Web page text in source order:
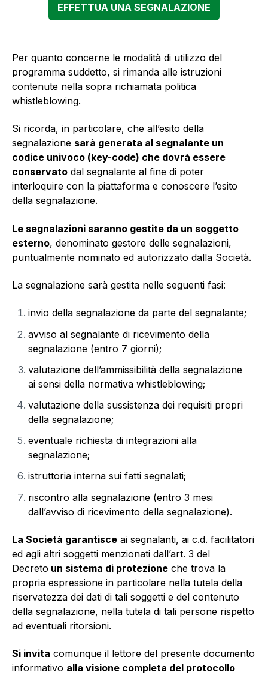
EFFETTUA UNA SEGNALAZIONE
Per quanto concerne le modalità di utilizzo del
programma suddetto, si rimanda alle istruzioni
contenute nella sopra richiamata politica
whistleblowing.
Si ricorda, in particolare, che all’esito della
segnalazione sarà generata al segnalante un
codice univoco (key-code) che dovrà essere
conservato dal segnalante al fine di poter
interloquire con la piattaforma e conoscere l’esito
della segnalazione.
Le segnalazioni saranno gestite da un soggetto
esterno, denominato gestore delle segnalazioni,
puntualmente nominato ed autorizzato dalla Società.
La segnalazione sarà gestita nelle seguenti fasi:
invio della segnalazione da parte del segnalante;
avviso al segnalante di ricevimento della
segnalazione (entro 7 giorni);
valutazione dell’ammissibilità della segnalazione
ai sensi della normativa whistleblowing;
valutazione della sussistenza dei requisiti propri
della segnalazione;
eventuale richiesta di integrazioni alla
segnalazione;
istruttoria interna sui fatti segnalati;
riscontro alla segnalazione (entro 3 mesi
dall’avviso di ricevimento della segnalazione).
La Società garantisce ai segnalanti, ai c.d. facilitatori
ed agli altri soggetti menzionati dall’art. 3 del
Decreto un sistema di protezione che trova la
propria espressione in particolare nella tutela della
riservatezza dei dati di tali soggetti e del contenuto
della segnalazione, nella tutela di tali persone rispetto
ad eventuali ritorsioni.
Si invita comunque il lettore del presente documento
informativo alla visione completa del protocollo